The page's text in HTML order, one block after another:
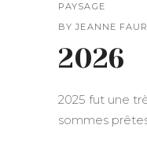
PAYSAGE
BYJEANNE
2026
2025 fut une
sommes